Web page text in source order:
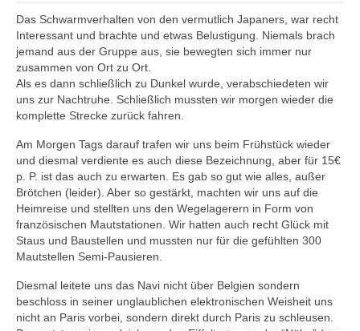
Das Schwarmverhalten von den vermutlich Japaners, war recht
Interessant und brachte und etwas Belustigung. Niemals brach
jemand aus der Gruppe aus, sie bewegten sich immer nur
zusammen von Ort zu Ort.
Als es dann schließlich zu Dunkel wurde, verabschiedeten wir
uns zur Nachtruhe. Schließlich mussten wir morgen wieder die
komplette Strecke zurück fahren.
Am Morgen Tags darauf trafen wir uns beim Frühstück wieder
und diesmal verdiente es auch diese Bezeichnung, aber für 15€
p. P. ist das auch zu erwarten. Es gab so gut wie alles, außer
Brötchen (leider). Aber so gestärkt, machten wir uns auf die
Heimreise und stellten uns den Wegelagerern in Form von
französischen Mautstationen. Wir hatten auch recht Glück mit
Staus und Baustellen und mussten nur für die gefühlten 300
Mautstellen Semi-Pausieren.
Diesmal leitete uns das Navi nicht über Belgien sondern
beschloss in seiner unglaublichen elektronischen Weisheit uns
nicht an Paris vorbei, sondern direkt durch Paris zu schleusen.